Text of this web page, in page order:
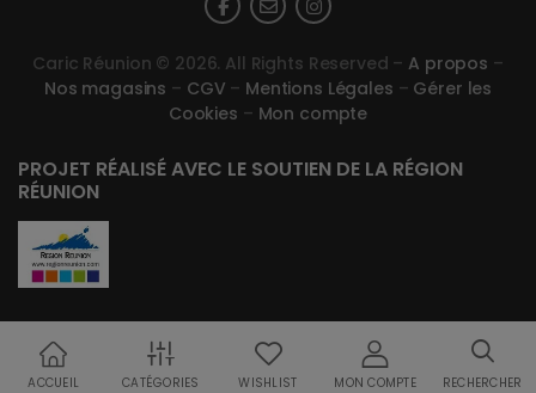
Caric Réunion © 2026. All Rights Reserved – A propos –
Nos magasins – CGV – Mentions Légales – Gérer les
Cookies – Mon compte
PROJET RÉALISÉ AVEC LE SOUTIEN DE LA RÉGION
RÉUNION
ACCUEIL CATÉGORIES WISHLIST MON COMPTE RECHERCHER